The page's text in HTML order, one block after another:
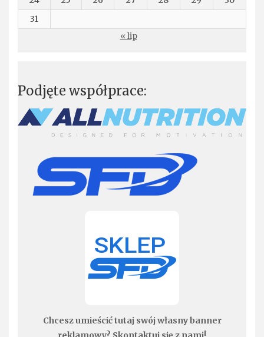
31
« lip
Podjęte współprace:
Chcesz umieścić tutaj swój własny banner